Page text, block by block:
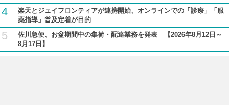
4
楽天とジェイフロンティアが連携開始、オンラインでの「診療」「服
薬指導」普及定着が目的
5
佐川急便、お盆期間中の集荷・配達業務を発表 【2026年8月12日～
8月17日】